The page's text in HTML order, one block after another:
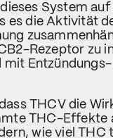
System
es die Aktivität
Rezeptor zu
mit
THCV die
THC-Effekte
wie viel